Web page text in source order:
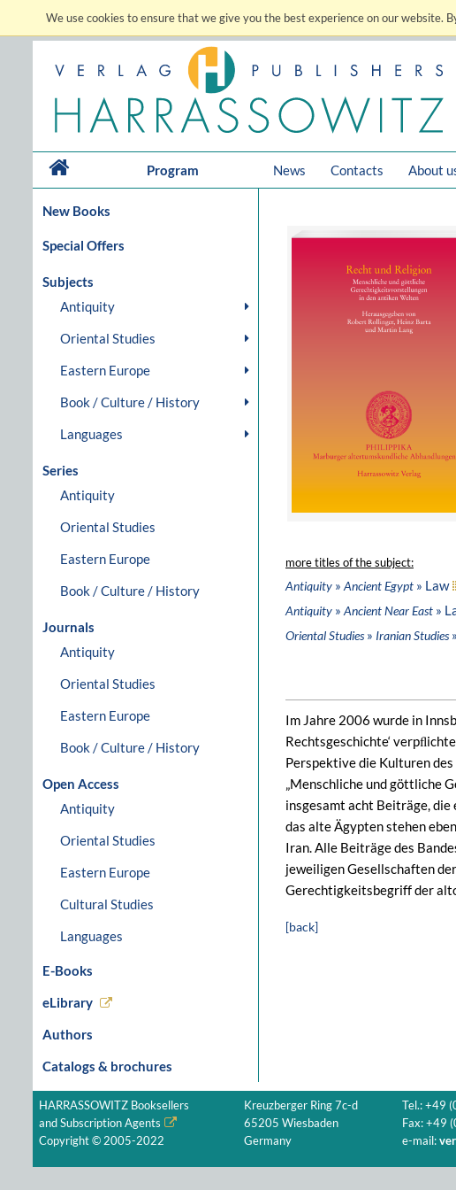
We use cookies to ensure that we give you the best experience on our website.
Program News Contacts About
New Books
Special Offers
Subjects
Antiquity
Oriental Studies
Eastern Europe
Book / Culture / History
Languages
Series
Antiquity
Oriental Studies
Eastern Europe
Book / Culture / History
Journals
Antiquity
Oriental Studies
Eastern Europe
Book / Culture / History
Open Access
Antiquity
Oriental Studies
Eastern Europe
Cultural Studies
Languages
E-Books
eLibrary
Authors
Catalogs & brochures
more titles of the subject:
Antiquity » Ancient Egypt » Law
Antiquity » Ancient Near East »
Oriental Studies» Iranian Studies
Im Jahre 2006 wurde in
Rechtsgeschichte‘
Perspektive die Kulturen
„Menschliche und göttliche
insgesamt acht Beiträge, die
das alte Ägypten stehen
Iran. Alle Beiträge des
jeweiligen Gesellschaften
Gerechtigkeitsbegriff der
[back]
HARRASSOWITZ Booksellers
and Subscription Agents
Copyright © 2005-2022
Kreuzberger Ring 7c-d
65205 Wiesbaden
Germany
Tel.: +49
Fax: +49
e-mail: